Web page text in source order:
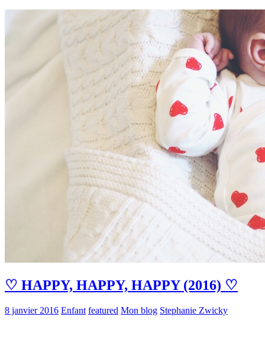
♡ HAPPY, HAPPY, HAPPY (2016) ♡
8 janvier 2016 Enfant featured Mon blog Stephanie Zwicky